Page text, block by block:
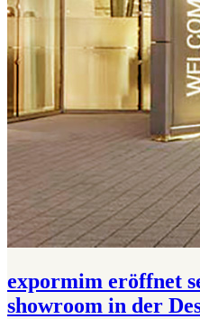
expormim eröffnet
showroom in der